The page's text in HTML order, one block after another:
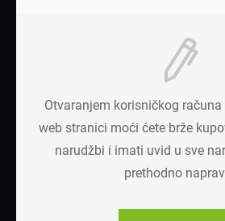
Otvaranjem korisničkog
web stranici moći ćete brže
narudžbi i imati uvid u sve
prethodno